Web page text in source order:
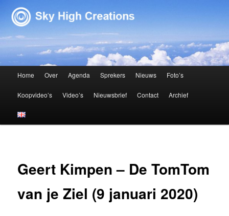
Sky High Creations
Spring naar de primaire inhoud
Spring naar de secundaire inhoud
Home Over Agenda Sprekers Nieuws Foto’s
Koopvideo’s Video’s Nieuwsbrief Contact Archief
Geert Kimpen – De TomTom
van je Ziel (9 januari 2020)